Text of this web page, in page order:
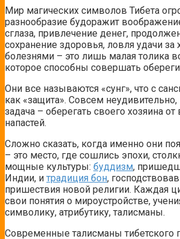
Мир магических символов Тибета
разнообразие будоражит
сглаза, привлечение денег,
сохранение здоровья, ловля удачи за
болезнями – это лишь малая толика
которое способны совершать
Они все называются «сунг», что с
как «защита». Совсем
задача – оберегать своего хозяина от
напастей.
Сложно сказать, когда именно они
– это место, где сошлись эпохи,
мощные культуры: буддизм,
Индии, и традиция бон,
пришествия новой религии. Каждая
свои понятия о мироустройстве,
символику, атрибутику, талисманы.
Современные талисманы тибетского